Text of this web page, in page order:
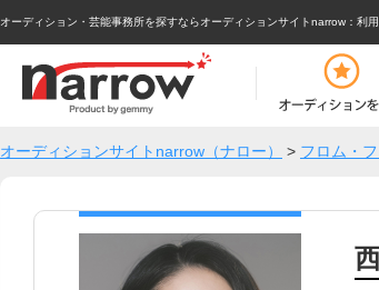
オーディション・芸能事務所を探すならオーディションサイトnarrow ：利
オーディションサイトnarrow（ナロー） > フロム・